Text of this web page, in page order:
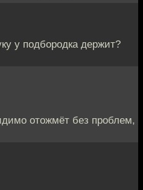
у подбородка держит?
отожмёт без проблем,